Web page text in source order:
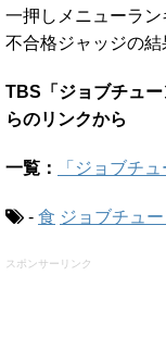
一押しメニューラ
不合格ジャッジの結
TBS「ジョブチュ
らのリンクから
一覧： 「ジョブチュ
- 食 ジョブチュ
スポンサーリンク